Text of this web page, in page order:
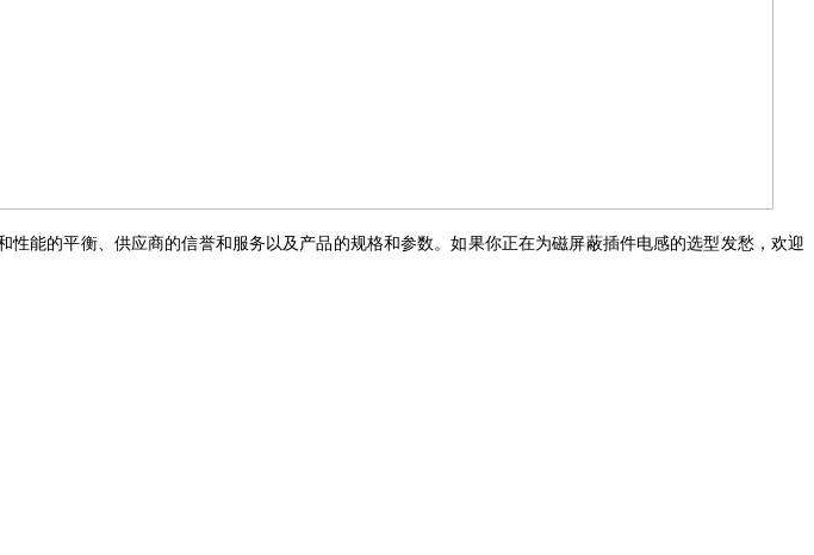
能的平衡、供应商的信誉和服务以及产品的规格和参数。如果你正在为磁屏蔽插件电感的选型发愁，欢迎